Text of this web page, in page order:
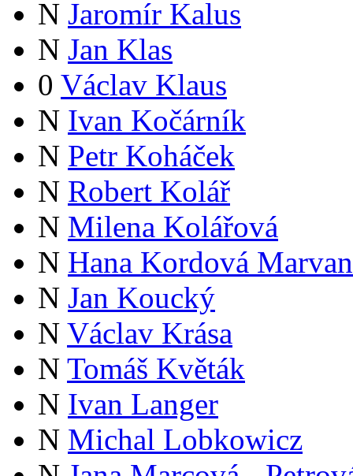
N Jaromír Kalus
N Jan Klas
0 Václav Klaus
N Ivan Kočárník
N Petr Koháček
N Robert Kolář
N Milena Kolářová
N Hana Kordová
N Jan Koucký
N Václav Krása
N Tomáš Květák
N Ivan Langer
N Michal Lobkowicz